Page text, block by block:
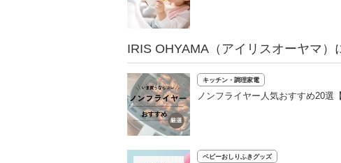
IRIS OHYAMA（アイリスオーヤマ）
キッチン・調理家電
ノンフライヤー人気おすすめ20選
ベビーおしりふきグッズ